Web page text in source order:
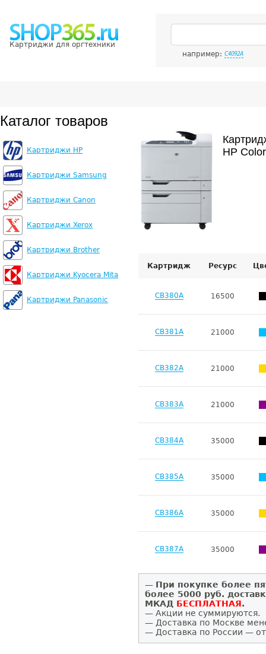
Картриджи для оргтехники
например: C4092A
Каталог товаров
Картриджи HP
Картриджи Samsung
Картриджи Canon
Картриджи Xerox
Картриджи Brother
Картриджи Kyocera Mita
Картриджи Panasonic
HP
Картридж Ресурс
CB380A 16500
CB381A 21000
CB382A 21000
CB383A 21000
CB384A 35000
CB385A 35000
CB386A 35000
CB387A 35000
— При покупке более
более 5000 руб.
МКАД БЕСПЛАТНАЯ.
— Акции не суммируются.
— Доставка по Москве
— Доставка по России —